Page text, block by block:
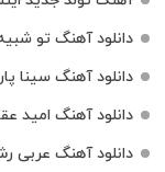
دانلود آهنگ تو
دانلود آهنگ سینا
دانلود آهنگ امید
دانلود آهنگ